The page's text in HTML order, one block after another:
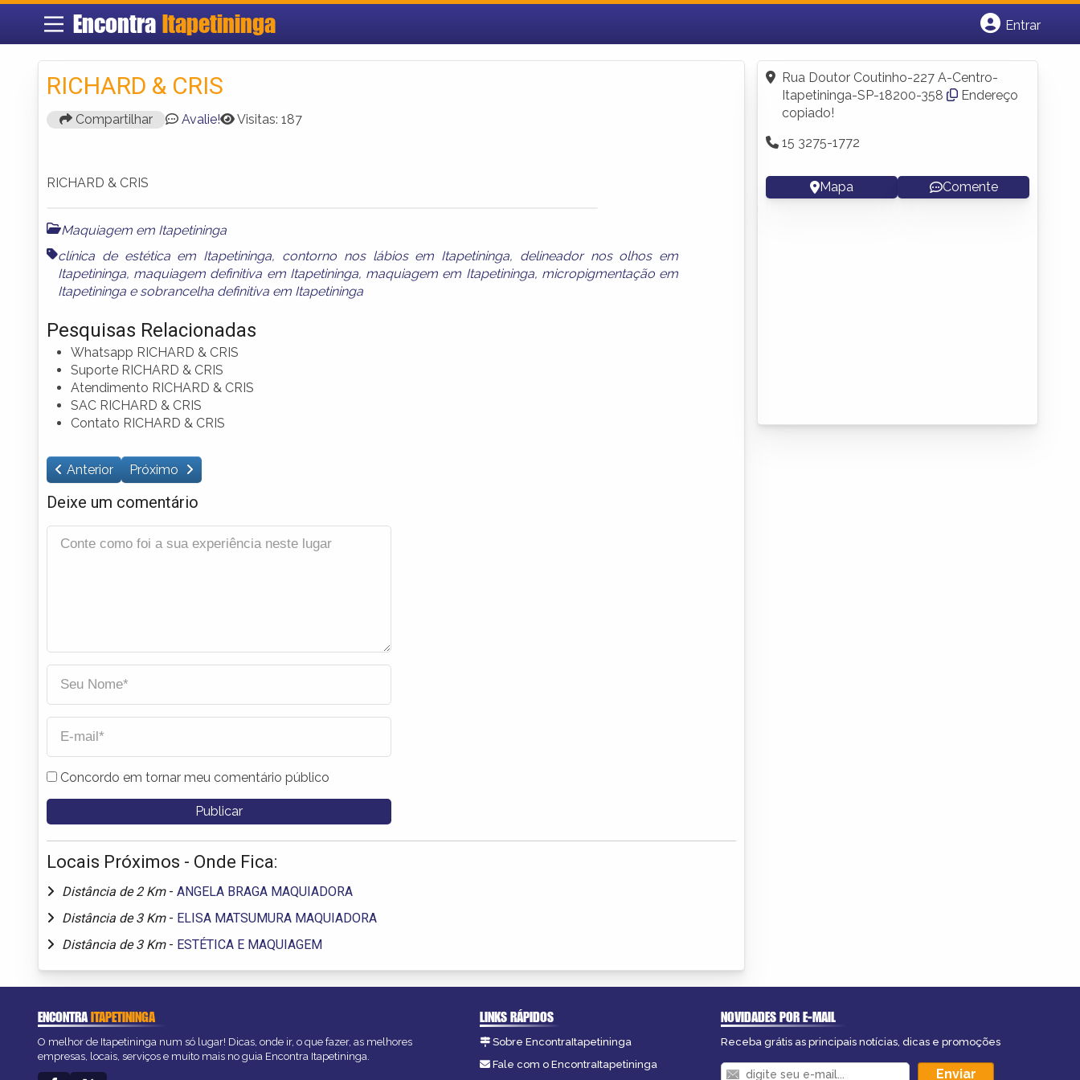
Encontra Itapetininga
Entrar
Fazer login
Criar conta
RICHARD & CRIS
Compartilhar Avalie! Visitas: 187
RICHARD & CRIS
Maquiagem em Itapetininga
clínica de estética em Itapetininga, contorno nos lábios em Itapetininga, delineador nos olhos em
Itapetininga, maquiagem definitiva em Itapetininga, maquiagem em Itapetininga, micropigmentação em
Itapetininga e sobrancelha definitiva em Itapetininga
Pesquisas Relacionadas
Whatsapp RICHARD & CRIS
Suporte RICHARD & CRIS
Atendimento RICHARD & CRIS
SAC RICHARD & CRIS
Contato RICHARD & CRIS
Anterior Próximo
Deixe um comentário
Concordo em tornar meu comentário público
Locais Próximos - Onde Fica:
Distância de 2 Km - ANGELA BRAGA MAQUIADORA
Distância de 3 Km - ELISA MATSUMURA MAQUIADORA
Distância de 3 Km - ESTÉTICA E MAQUIAGEM
Rua Doutor Coutinho-227 A-Centro-
Itapetininga-SP-18200-358
Endereço
copiado!
15 3275-1772
Mapa Comente
ENCONTRAITAPETININGA
O melhor de Itapetininga num só lugar! Dicas, onde ir, o que fazer, as melhores
empresas, locais, serviços e muito mais no guia Encontra Itapetininga.
LINKS RÁPIDOS
Sobre EncontraItapetininga
Fale com o EncontraItapetininga
NOVIDADES POR E-MAIL
Receba grátis as principais notícias, dicas e promoções